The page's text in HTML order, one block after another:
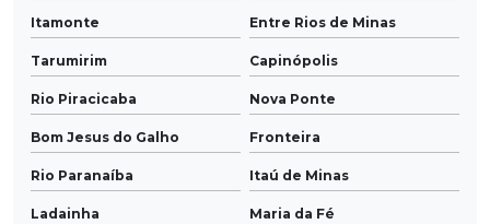
Itamonte Entre Rios de Minas
Tarumirim Capinópolis
Rio Piracicaba Nova Ponte
Bom Jesus do Galho Fronteira
Rio Paranaíba Itaú de Minas
Ladainha Maria da Fé